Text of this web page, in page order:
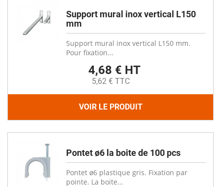
Support mural inox vertical L150
mm
Support mural inox vertical L150 mm.
Pour fixation...
4,68 € HT
5,62 € TTC
VOIR LE PRODUIT
Pontet ø6 la boite de 100 pcs
Pontet ø6 plastique gris. Fixation par
pointe. La boite...